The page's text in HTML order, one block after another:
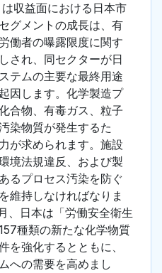
収益面における日本市
グメントの成長は、有
働者の曝露限度に関す
され、同セクターが日
テムの主要な最終用途
因します。化学製造プ
合物、有毒ガス、粒子
染物質が発生するた
が求められます。施設
境法規違反、および製
るプロセス汚染を防ぐ
維持しなければなりま
、日本は「労働安全衛生
種類の新たな化学物質
を強化するとともに、
への需要を高めまし